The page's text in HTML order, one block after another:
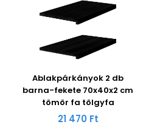
Ablakpárkányok 2 db
barna-fekete 70x40x2 cm
tömör fa tölgyfa
21 470 Ft